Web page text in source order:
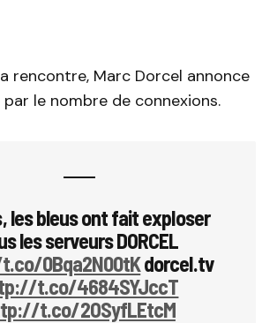
rencontre, Marc Dorcel annonce
le nombre de connexions.
les bleus ont fait exploser
les serveurs DORCEL
0Bqa2N00tKdorcel.tv
t.co/4684SYJccT
t.co/2OSyfLEtcM